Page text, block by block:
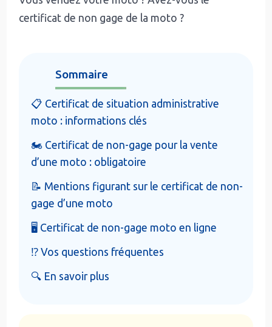
certificat de non gage de la moto ?
Sommaire
📋 Certificat de situation administrative
moto : informations clés
🏍️ Certificat de non-gage pour la vente
d’une moto : obligatoire
📝 Mentions figurant sur le certificat de non-
gage d’une moto
🖥️ Certificat de non-gage moto en ligne
⁉️ Vos questions fréquentes
🔍 En savoir plus